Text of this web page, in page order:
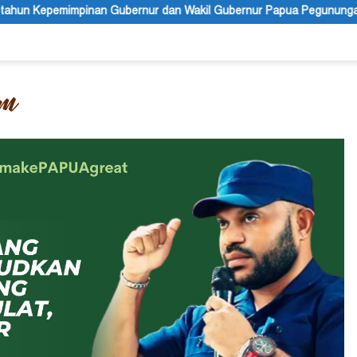
dan Wakil Gubernur Papua Pegunungan PBB Mengakui